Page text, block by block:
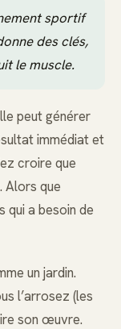
sportif
des clés,
le muscle.
peut générer
immédiat et
croire que
Alors que
qui a besoin de
un jardin.
l’arrosez (les
son œuvre.